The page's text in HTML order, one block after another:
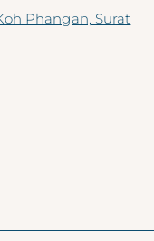
Phangan, Surat